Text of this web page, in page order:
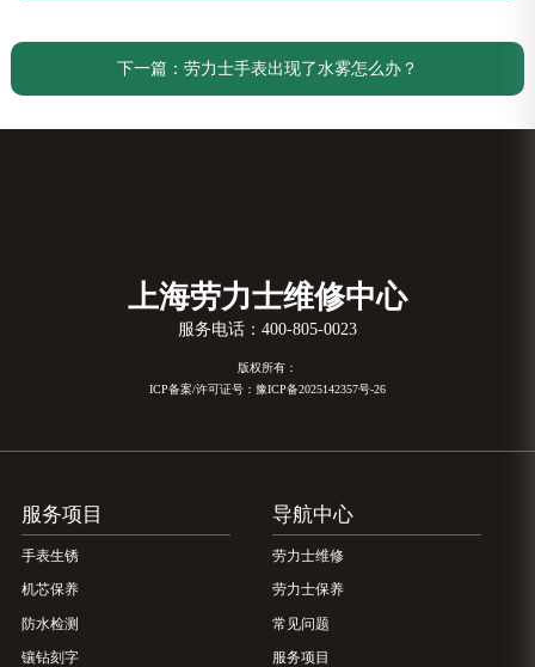
下一篇： 劳力士手表出现了水雾怎么办？
上海劳力士维修中心
服务电话： 400-805-0023
版权所有：
ICP备案/许可证号：豫ICP备2025142357号-26
服务项目
手表生锈
机芯保养
防水检测
镶钻刻字
导航中心
劳力士维修
劳力士保养
常见问题
服务项目